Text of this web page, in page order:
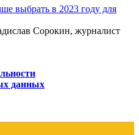
выбрать в 2023 году для
Сорокин, журналист
данных